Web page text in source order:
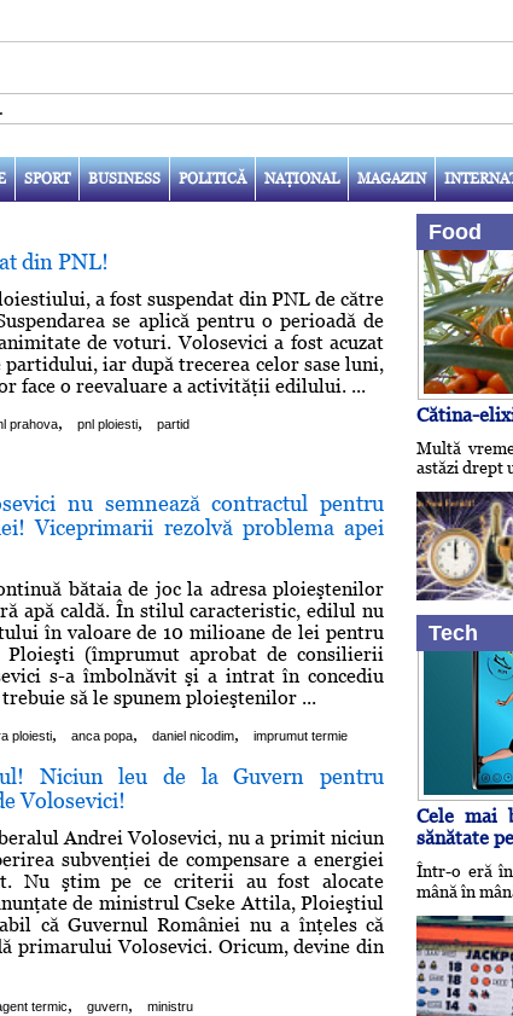
SPORT BUSINESS POLITICĂ NAŢIONAL MAGAZIN
din PNL!
a fost suspendat din PNL de către
se aplică pentru o perioadă de
de voturi. Volosevici a fost acuzat
partidului, iar după trecerea celor sase luni,
face o reevaluare a activităţii edilului. ...
prahova, pnl ploiesti, partid
nu semnează contractul pentru
Viceprimarii rezolvă problema apei
bătaia de joc la adresa ploieştenilor
apă caldă. În stilul caracteristic, edilul nu
în valoare de 10 milioane de lei pentru
(împrumut aprobat de consilierii
s-a îmbolnăvit şi a intrat în concediu
să le spunem ploieştenilor ...
ploiesti, anca popa, daniel nicodim, imprumut termie
Niciun leu de la Guvern pentru
Volosevici!
Andrei Volosevici, nu a primit niciun
subvenţiei de compensare a energiei
Nu ştim pe ce criterii au fost alocate
de ministrul Cseke Attila, Ploieştiul
că Guvernul României nu a înţeles că
primarului Volosevici. Oricum, devine din
termic, guvern, ministru
Food
Cătina-
Multă
astăzi drept
Tech
Cele mai
sănătate
Într-o eră în
mână în